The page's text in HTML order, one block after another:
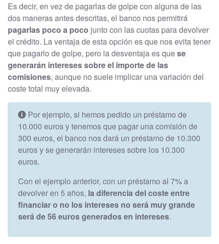
Es decir, en vez de pagarlas de golpe con alguna de las
dos maneras antes descritas, el banco nos permitirá
pagarlas poco a poco junto con las cuotas para devolver
el crédito. La ventaja de esta opción es que nos evita tener
que pagarlo de golpe, pero la desventaja es quese
generarán intereses sobre el importe de las
comisiones, aunque no suele implicar una variación del
coste total muy elevada.
Por ejemplo, si hemos pedido un préstamo de
10.000 euros y tenemos que pagar una comisión de
300 euros, el banco nos dará un préstamo de 10.300
euros y se generarán intereses sobre los 10.300
euros.
Con el ejemplo anterior, con un préstamo al 7% a
devolver en 5 años, la diferencia del coste entre
financiar o no los intereses no será muy grande
será de 56 euros generados en intereses.